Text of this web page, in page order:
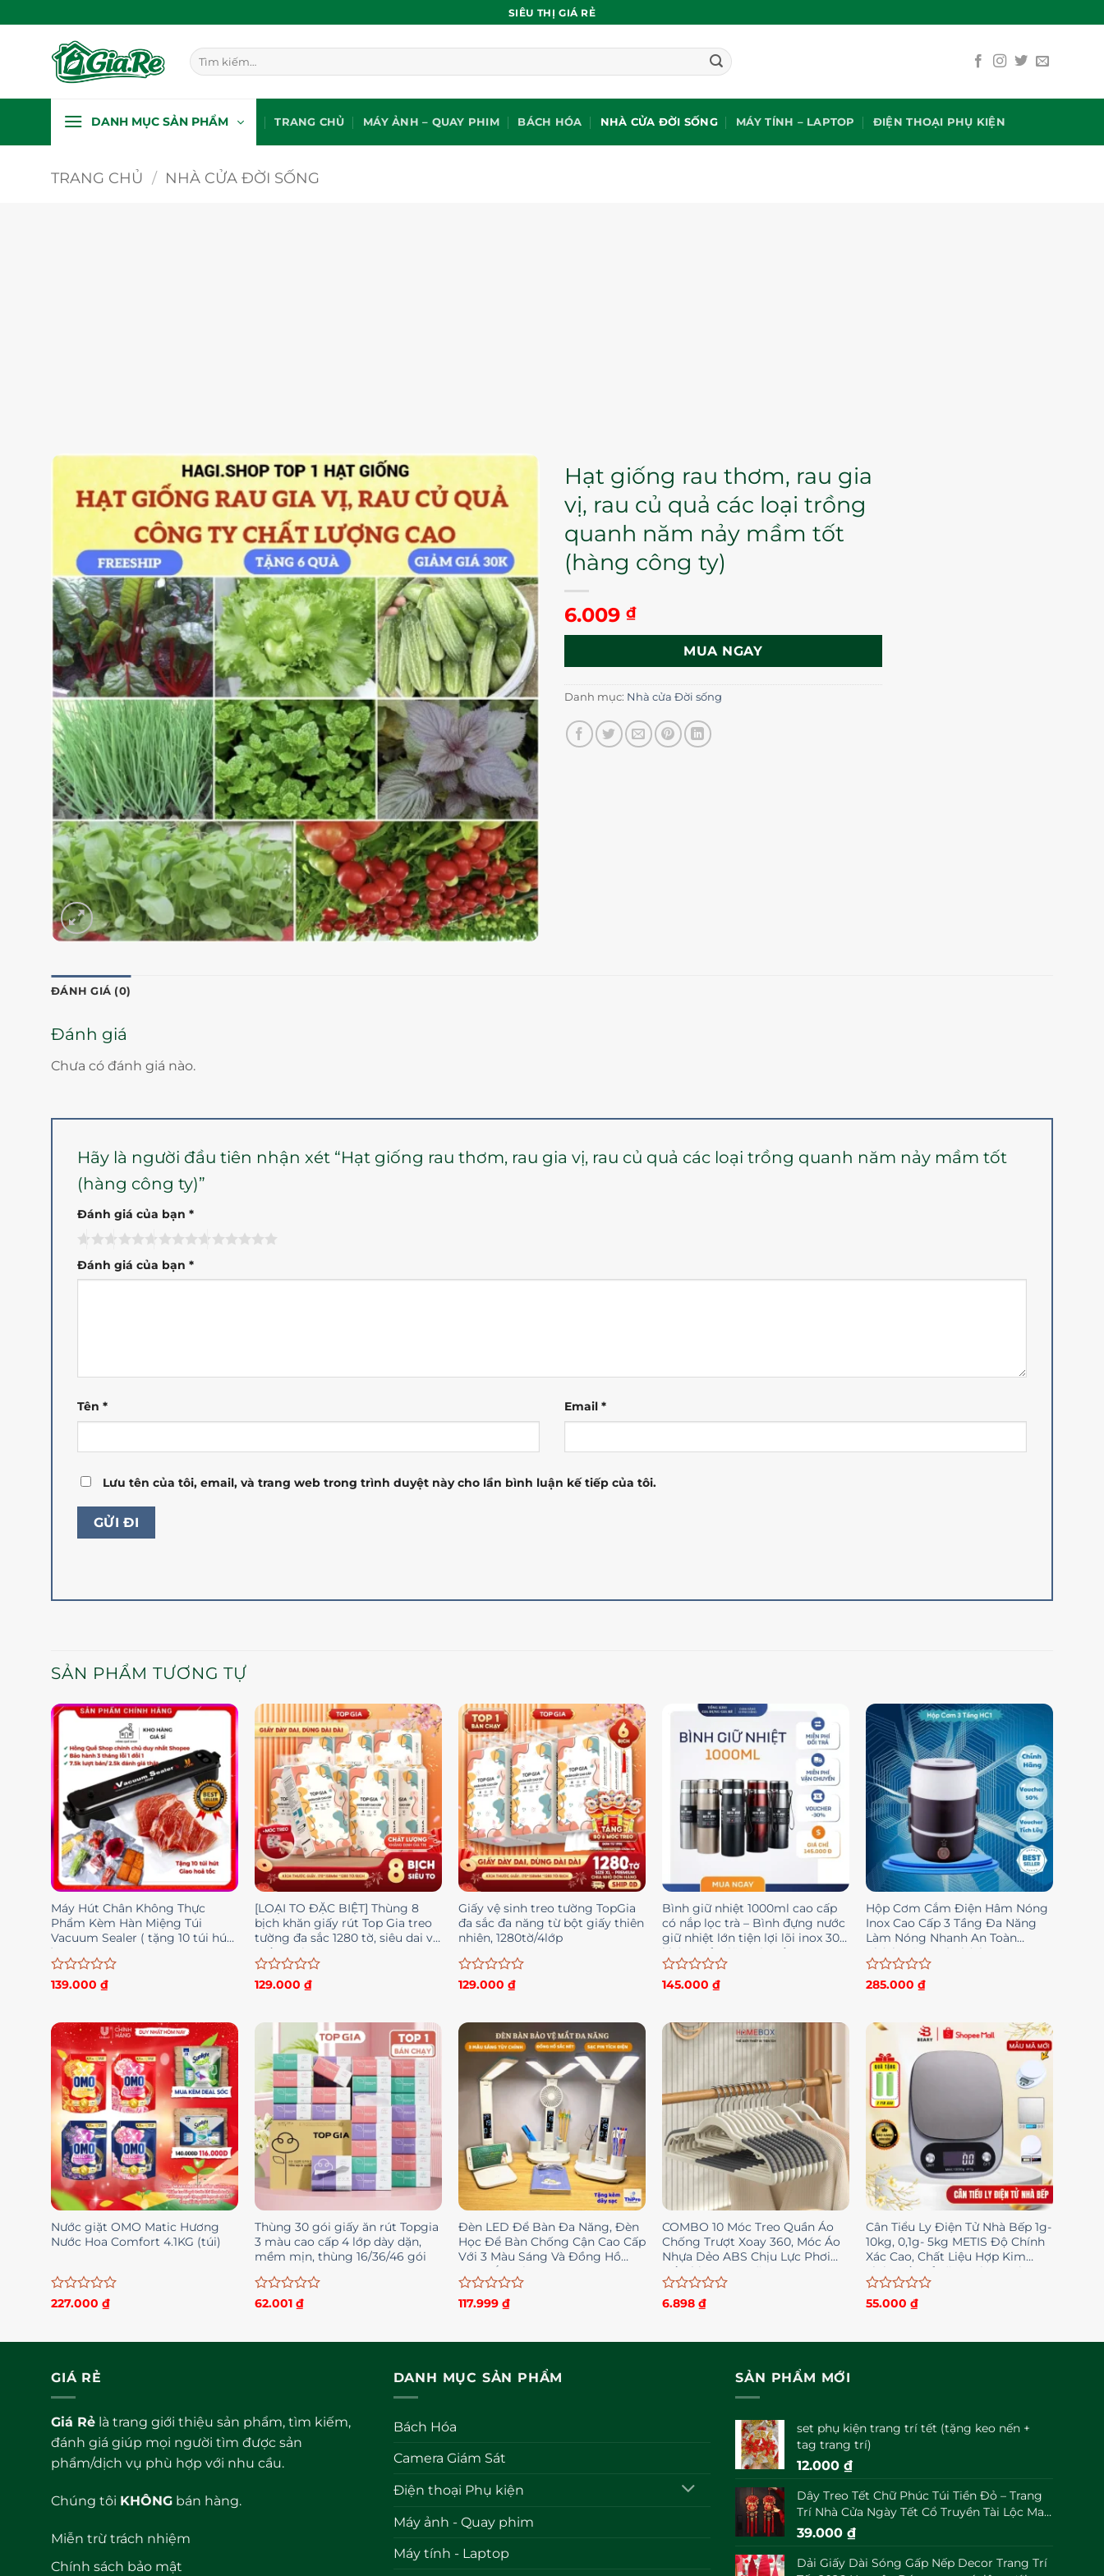
qua
SIÊU THỊ GIÁ RẺ
Tìm
kiếm:
DANH MỤC SẢN PHẨM TRANG CHỦ MÁY ẢNH – QUAY PHIM BÁCH HÓA NHÀ CỬA ĐỜI SỐNG MÁY TÍNH – LAPTOP ĐIỆN THOẠI PHỤ KIỆN
TRANG CHỦ / NHÀ CỬA ĐỜI SỐNG
Hạt giống rau thơm, rau gia
vị, rau củ quả các loại trồng
quanh năm nảy mầm tốt
(hàng công ty)
6.009 ₫
MUA NGAY
Danh mục: Nhà cửa Đời sống
ĐÁNH GIÁ (0)
Đánh giá
Chưa có đánh giá nào.
Hãy là người đầu tiên nhận xét “Hạt giống rau thơm, rau gia vị, rau củ quả các loại trồng quanh năm nảy mầm tốt
(hàng công ty)”
Đánh giá của bạn *
Đánh giá của bạn *
Tên * Email *
Lưu tên của tôi, email, và trang web trong trình duyệt này cho lần bình luận kế tiếp của tôi.
SẢN PHẨM TƯƠNG TỰ
Máy Hút Chân Không Thực
Phẩm Kèm Hàn Miệng Túi
Vacuum Sealer ( tặng 10 túi hút
)
Được
0
5
sao
139.000 ₫
[LOẠI TO ĐẶC BIỆT] Thùng 8
bịch khăn giấy rút Top Gia treo
tường đa sắc 1280 tờ, siêu dai và
mềm mịn
Được
0
129.000 ₫
Giấy vệ sinh treo tường TopGia
đa sắc đa năng từ bột giấy thiên
nhiên, 1280tờ/4lớp
Được
0
sao
129.000 ₫
Bình giữ nhiệt 1000ml cao cấp
có nắp lọc trà – Bình đựng nước
giữ nhiệt lớn tiện lợi lõi inox 304
không gỉ, giữ nước tốt
Được
0
145.000 ₫
Hộp Cơm Cắm Điện Hâm Nóng
Inox Cao Cấp 3 Tầng Đa Năng
Làm Nóng Nhanh An Toàn
Chính Hãng – | Chính Hãng HC1
Được
0
285.000 ₫
Nước giặt OMO Matic Hương
Nước Hoa Comfort 4.1KG (túi)
Được
0
227.000 ₫
Thùng 30 gói giấy ăn rút Topgia
3 màu cao cấp 4 lớp dày dặn,
mềm mịn, thùng 16/36/46 gói
Được
0
62.001 ₫
Đèn LED Để Bàn Đa Năng, Đèn
Học Để Bàn Chống Cận Cao Cấp
Với 3 Màu Sáng Và Đồng Hồ
LCD Sắc Nét HOT
Được
0
117.999 ₫
COMBO 10 Móc Treo Quần Áo
Chống Trượt Xoay 360, Móc Áo
Nhựa Dẻo ABS Chịu Lực Phơi
Đồ Chịu Được Nặng
Được
0
6.898 ₫
Cân Tiểu Ly Điện Tử Nhà Bếp 1g-
10kg, 0,1g- 5kg METIS Độ Chính
Xác Cao, Chất Liệu Hợp Kim
Thép Bền Bỉ Tặng Kèm 2 pin
Được
0
55.000 ₫
GIÁ RẺ
Giá Rẻ là trang giới thiệu sản phẩm, tìm kiếm,
đánh giá giúp mọi người tìm được sản
phẩm/dịch vụ phù hợp với nhu cầu.
Chúng tôi KHÔNG bán hàng.
Miễn trừ trách nhiệm
Chính sách bảo mật
DANH MỤC SẢN PHẨM
Bách Hóa
Camera Giám Sát
Điện thoại Phụ kiện
Máy ảnh - Quay phim
Máy tính - Laptop
SẢN PHẨM MỚI
set phụ kiện trang trí tết (tặng keo nến +
tag trang trí)
12.000₫
Dây Treo Tết Chữ Phúc Túi Tiền Đỏ – Trang
Trí Nhà Cửa Ngày Tết Cổ Truyền Tài Lộc May
Mắn Đầu Năm
39.000₫
Dải Giấy Dài Sóng Gấp Nếp Decor Trang Trí